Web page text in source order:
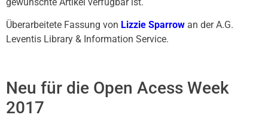
Überarbeitete Fassung von Lizzie Sparrow an der A.G.
Leventis Library & Information Service.
Neu für die Open Acess Week
2017